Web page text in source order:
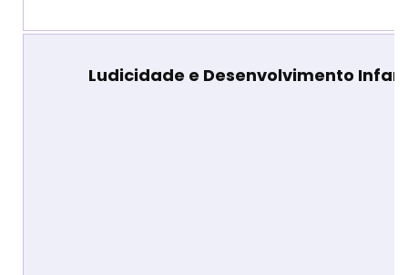
Ludicidade e Desenvolvimento